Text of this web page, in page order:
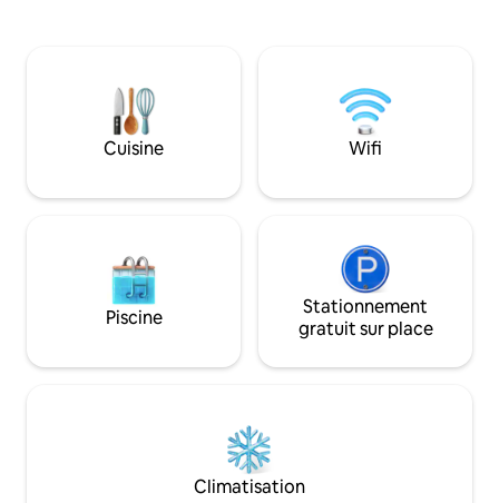
et restaurant à 900 mètres. Accès
rapide Piste cyclable. Épinal à 10 min en
transats à
Cuisine Wifi
Piscine
Stationnement
gratuit sur place
Climatisation